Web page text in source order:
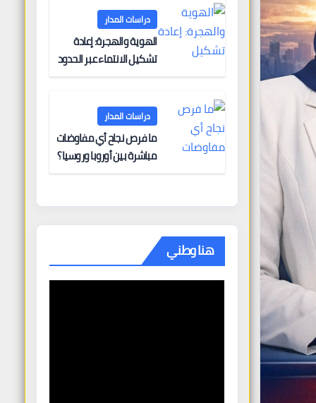
دراسات المدار
الهوية والهجرة: إعادة
تشكيل الانتماء عبر الحدود
دراسات المدار
ما فرص نجاح أي مفاوضات
مباشرة بين أوروبا وروسيا؟
هنا وطني